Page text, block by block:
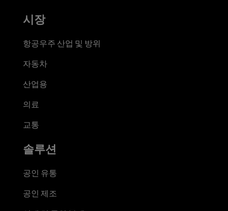
시장
항공우주 산업 및 방위
자동차
산업용
의료
교통
솔루션
공인 유통
공인 제조